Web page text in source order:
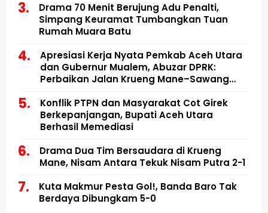
Drama 70 Menit Berujung Adu Penalti,
Simpang Keuramat Tumbangkan Tuan
Rumah Muara Batu
Apresiasi Kerja Nyata Pemkab Aceh Utara
dan Gubernur Mualem, Abuzar DPRK:
Perbaikan Jalan Krueng Mane–Sawang
Konflik PTPN dan Masyarakat Cot Girek
Berkepanjangan, Bupati Aceh Utara
Berhasil Memediasi
Drama Dua Tim Bersaudara di Krueng
Mane, Nisam Antara Tekuk Nisam Putra 2-1
Kuta Makmur Pesta Gol!, Banda Baro Tak
Berdaya Dibungkam 5-0